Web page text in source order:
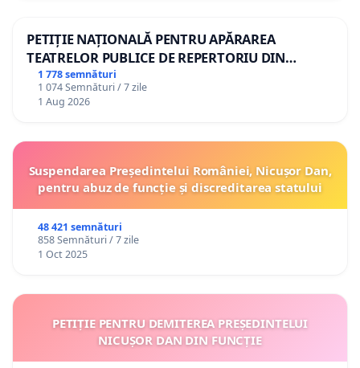
PETIȚIE NAȚIONALĂ PENTRU APĂRAREA
TEATRELOR PUBLICE DE REPERTORIU DIN
ROMÂNIA
1 778 semnături
1 074 Semnături / 7 zile
1 Aug 2026
Suspendarea Președintelui României, Nicușor Dan,
pentru abuz de funcție și discreditarea statului
48 421 semnături
858 Semnături / 7 zile
1 Oct 2025
PETIȚIE PENTRU DEMITEREA PREȘEDINTELUI
NICUȘOR DAN DIN FUNCȚIE